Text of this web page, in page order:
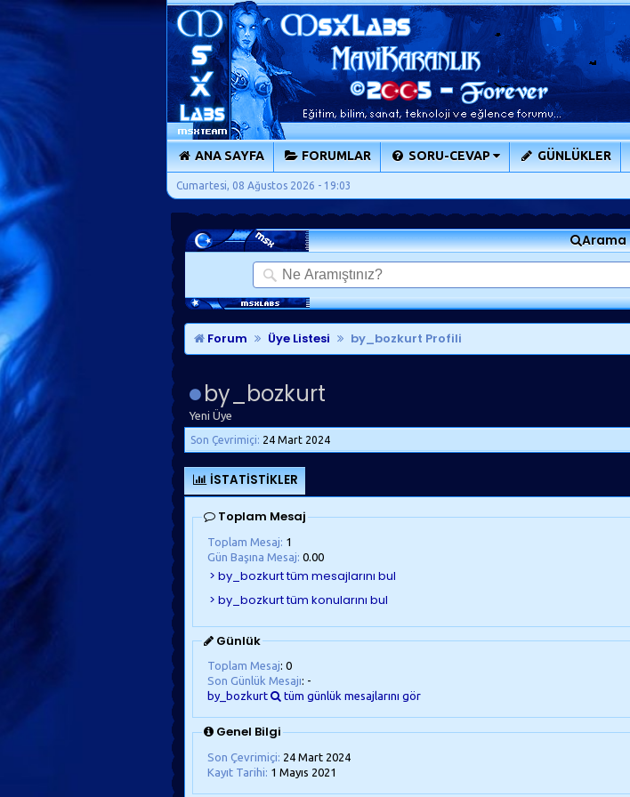
ANA SAYFA FORUMLAR SORU-CEVAP GÜNLÜKLER
Cumartesi, 08 Ağustos 2026 - 19:03
Arama
Forum Üye Listesi by_bozkurt Profili
by_bozkurt
Yeni Üye
Son Çevrimiçi: 24 Mart 2024
İSTATISTIKLER
Toplam Mesaj
Toplam Mesaj: 1
Gün Başına Mesaj: 0.00
Günlük
Toplam Mesaj: 0
Son Günlük Mesajı : -
by_bozkurt
tüm günlük mesajlarını gör
Genel Bilgi
Son Çevrimiçi: 24 Mart 2024
Kayıt Tarihi: 1 Mayıs 2021